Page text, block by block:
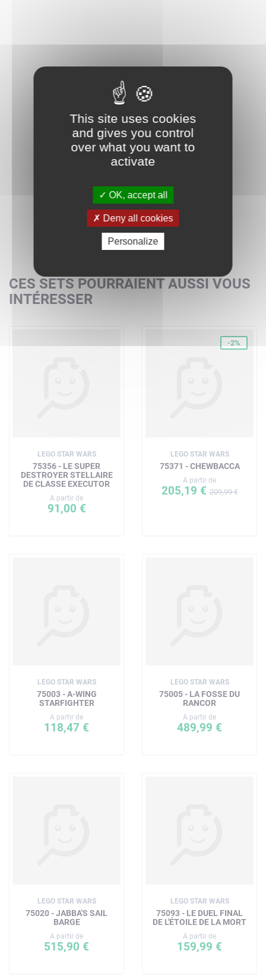
CES SETS POURRAIENT AUSSI VOUS
INTÉRESSER
LEGO STAR WARS
75356 - LE SUPER
DESTROYER STELLAIRE
DE CLASSE EXECUTOR
A partir de
91,00 €
-2%
LEGO STAR WARS
75371 - CHEWBACCA
A partir de
205,19 €209,99 €
LEGO STAR WARS
75003 - A-WING
STARFIGHTER
A partir de
118,47 €
LEGO STAR WARS
75005 - LA FOSSE DU
RANCOR
A partir de
489,99 €
LEGO STAR WARS
75020 - JABBA'S SAIL
BARGE
A partir de
515,90 €
LEGO STAR WARS
75093 - LE DUEL FINAL
DE L'ÉTOILE DE LA MORT
A partir de
159,99 €
This site uses cookies
and gives you control
over what you want to
activate
OK, accept all
Deny all cookies
Personalize